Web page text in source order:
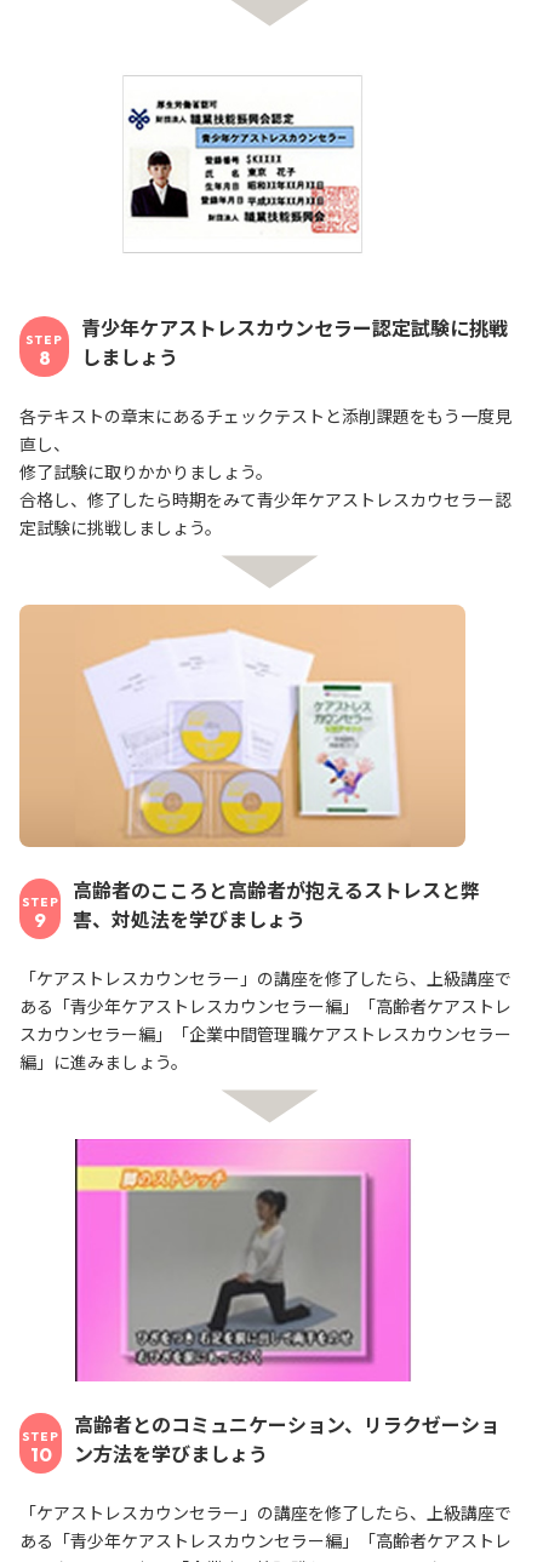
STEP
8
青少年ケアストレスカウンセラー認定試験に挑戦
しましょう
各テキストの章末にあるチェックテストと添削課題をもう一度見
直し、
修了試験に取りかかりましょう。
合格し、修了したら時期をみて青少年ケアストレスカウセラー認
定試験に挑戦しましょう。
STEP
9
高齢者のこころと高齢者が抱えるストレスと弊
害、対処法を学びましょう
「ケアストレスカウンセラー」の講座を修了したら、上級講座で
ある「青少年ケアストレスカウンセラー編」「高齢者ケアストレ
スカウンセラー編」「企業中間管理職ケアストレスカウンセラー
編」に進みましょう。
STEP
10
高齢者とのコミュニケーション、リラクゼーショ
ン方法を学びましょう
「ケアストレスカウンセラー」の講座を修了したら、上級講座で
ある「青少年ケアストレスカウンセラー編」「高齢者ケアストレ